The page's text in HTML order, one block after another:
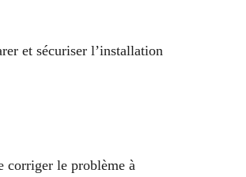
et sécuriser l’installation
corriger le problème à